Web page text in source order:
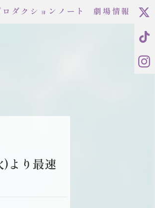
ロダクションノート 劇場情報
より最速